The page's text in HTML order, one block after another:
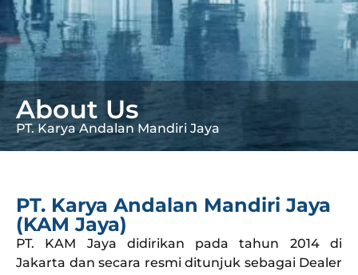
About Us
PT. Karya Andalan Mandiri Jaya
PT. Karya Andalan Mandiri Jaya
(KAM Jaya)
PT. KAM Jaya didirikan pada tahun 2014 di
Jakarta dan secara resmi ditunjuk sebagai Dealer